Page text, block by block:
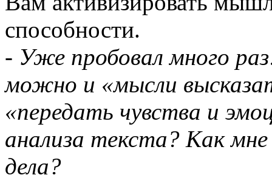
способности.
- Уже пробовал много
можно и «мысли
«передать чувства и
анализа текста? Как мне
дела?